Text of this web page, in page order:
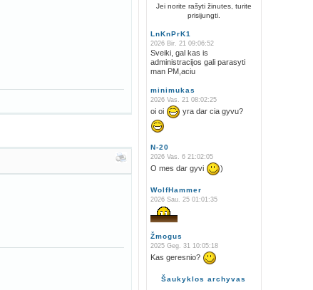
Jei norite rašyti žinutes, turite
prisijungti.
LnKnPrK1
2026 Bir. 21 09:06:52
Sveiki, gal kas is
administracijos gali parasyti
man PM,aciu
minimukas
2026 Vas. 21 08:02:25
oi oi yra dar cia gyvu?
N-20
2026 Vas. 6 21:02:05
O mes dar gyvi )
WolfHammer
2026 Sau. 25 01:01:35
Žmogus
2025 Geg. 31 10:05:18
Kas geresnio?
Šaukyklos archyvas